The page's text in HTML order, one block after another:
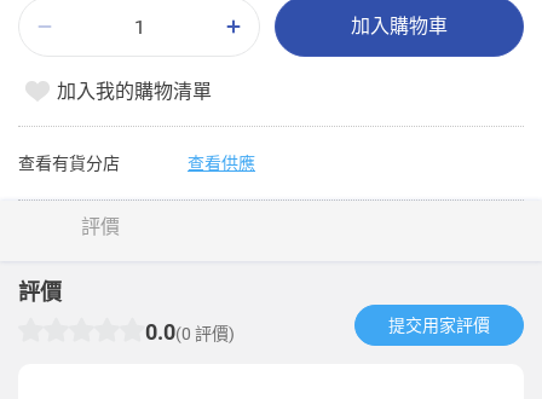
加入購物車
加入我的購物清單
查看有貨分店 查看供應
評價
評價
0.0(0 評價) 提交用家評價​